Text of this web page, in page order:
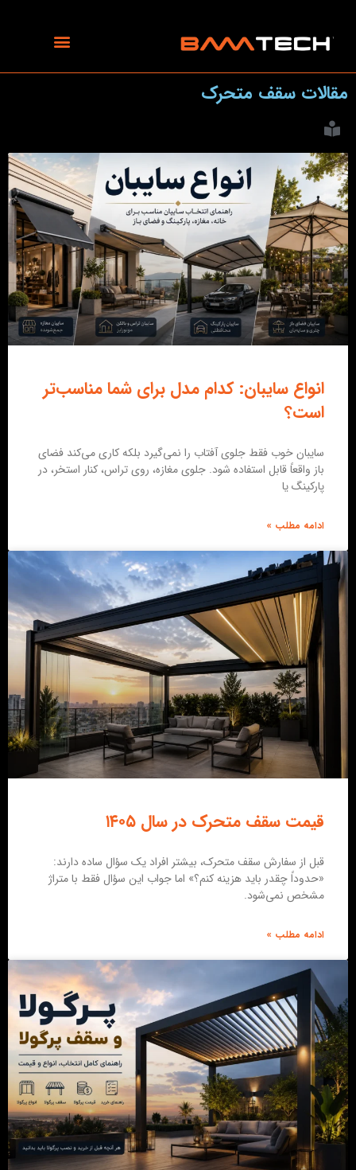
مقالات سقف متحرک
انواع سایبان: کدام مدل برای شما مناسب‌تر
است؟
سایبان خوب فقط جلوی آفتاب را نمی‌گیرد بلکه کاری می‌کند فضای
باز واقعاً قابل استفاده شود. جلوی مغازه، روی تراس، کنار استخر، در
پارکینگ یا
ادامه مطلب »
قیمت سقف متحرک در سال ۱۴۰۵
قبل از سفارش سقف متحرک، بیشتر افراد یک سؤال ساده دارند:
«حدوداً چقدر باید هزینه کنم؟» اما جواب این سؤال فقط با متراژ
مشخص نمی‌شود.
ادامه مطلب »